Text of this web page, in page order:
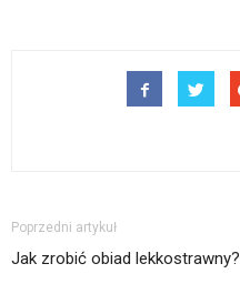
Poprzedni artykuł
Jak zrobić obiad lekkostrawny?